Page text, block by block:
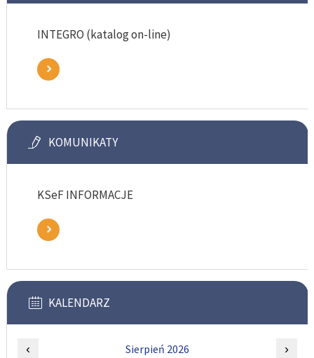
INTEGRO (katalog on-line)
KOMUNIKATY
KSeF INFORMACJE
KALENDARZ
‹ Sierpień 2026 ›